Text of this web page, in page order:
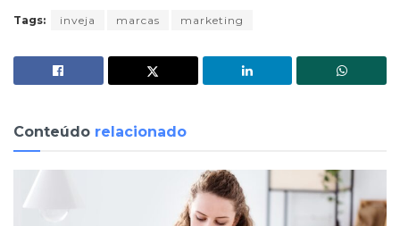
Tags: inveja marcas marketing
Conteúdo relacionado